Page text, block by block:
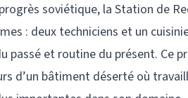
soviétique, la Station de
: deux techniciens et un
passé et routine du présent. Ce
d’un bâtiment déserté où